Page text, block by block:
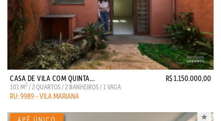
CASA DE VILA COM QUINTA... R$ 1.150.000,00
101 M2 / 2 QUARTOS / 2 BANHEIROS / 1 VAGA
RU: 9989 - VILA MARIANA